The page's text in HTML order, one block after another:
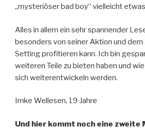
„mysteriöser bad boy“ vielleicht
Alles in allem ein sehr spannender
besonders von seiner Aktion und
Setting profitieren kann. Ich bin
weiteren Teile zu bieten haben und
sich weiterentwickeln werden.
Imke Wellesen, 19 Jahre
Und hier kommt noch eine zweite